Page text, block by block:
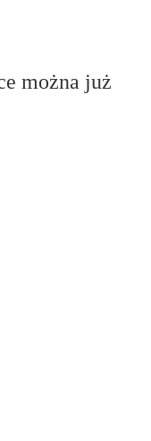
można już